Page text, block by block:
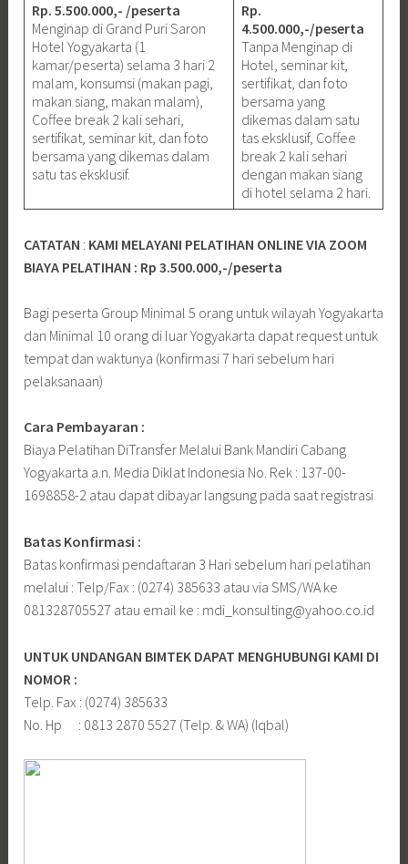
Rp. 5.500.000,- /peserta
Menginap di Grand Puri Saron
Hotel Yogyakarta (1
kamar/peserta) selama 3 hari 2
malam, konsumsi (makan pagi,
makan siang, makan malam),
Coffee break 2 kali sehari,
sertifikat, seminar kit, dan foto
bersama yang dikemas dalam
satu tas eksklusif.
Rp.
4.500.000,-/peserta
Tanpa Menginap di
Hotel, seminar kit,
sertifikat, dan foto
bersama yang
dikemas dalam satu
tas eksklusif, Coffee
break 2 kali sehari
dengan makan siang
di hotel selama 2 hari.
CATATAN : KAMI MELAYANI PELATIHAN ONLINE VIA ZOOM
BIAYA PELATIHAN : Rp 3.500.000,-/peserta
Bagi peserta Group Minimal 5 orang untuk wilayah Yogyakarta
dan Minimal 10 orang di luar Yogyakarta dapat request untuk
tempat dan waktunya (konfirmasi 7 hari sebelum hari
pelaksanaan)
Cara Pembayaran :
Biaya Pelatihan DiTransfer Melalui Bank Mandiri Cabang
Yogyakarta a.n. Media Diklat Indonesia No. Rek : 137-00-
1698858-2 atau dapat dibayar langsung pada saat registrasi
Batas Konfirmasi :
Batas konfirmasi pendaftaran 3 Hari sebelum hari pelatihan
melalui : Telp/Fax : (0274) 385633 atau via SMS/WA ke
081328705527 atau email ke : mdi_konsulting@yahoo.co.id
UNTUK UNDANGAN BIMTEK DAPAT MENGHUBUNGI KAMI DI
NOMOR :
Telp. Fax : (0274) 385633
No. Hp : 0813 2870 5527 (Telp. & WA) (Iqbal)